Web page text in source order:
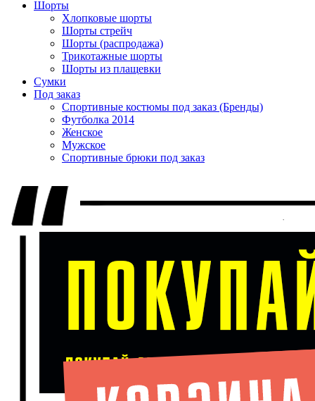
Шорты
Хлопковые шорты
Шорты стрейч
Шорты (распродажа)
Трикотажные шорты
Шорты из плащевки
Сумки
Под заказ
Спортивные костюмы под заказ (Бренды)
Футболка 2014
Женское
Мужское
Спортивные брюки под заказ